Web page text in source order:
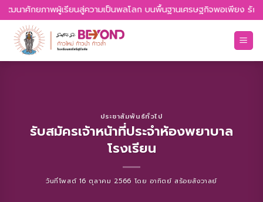
Skip
to
content
าศักยภาพผู้เรียนสู่ความเป็นพลโลก บนพื้นฐานเศรษฐกิจพอเพียง รักค
ประชาสัมพันธ์ทั่วไป
รับสมัครเจ้าหน้าที่ประจำห้องพยาบาล
โรงเรียน
วันที่โพสต์ 16 ตุลาคม 2566 โดย อาทิตย์ สร้อยสังวาลย์